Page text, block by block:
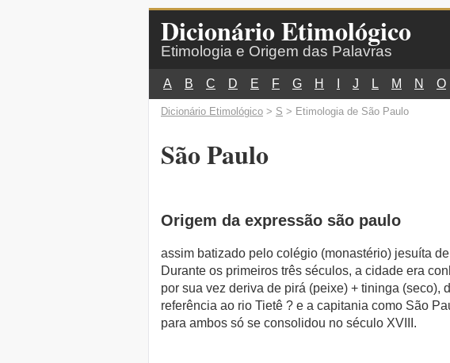
Dicionário Etimológico
Etimologia e Origem das Palavras
A B C D E F G H J L M N O
Dicionário Etimológico > S > Etimologia de São Paulo
São Paulo
Origem da expressão são paulo
assim batizado pelo colégio (monastério) jesuíta
Durante os primeiros três séculos, a cidade era
por sua vez deriva de pirá (peixe) + tininga (seco),
referência ao rio Tietê ? e a capitania como São
para ambos só se consolidou no século XVIII.